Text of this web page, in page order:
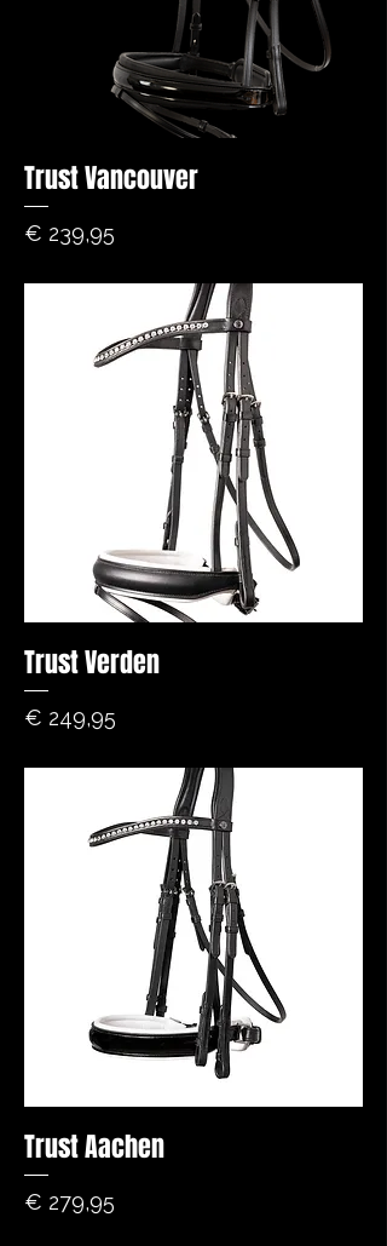
Trust Vancouver
Prijs
€ 239,95
Trust Verden
Prijs
€ 249,95
Trust Aachen
Prijs
€ 279,95